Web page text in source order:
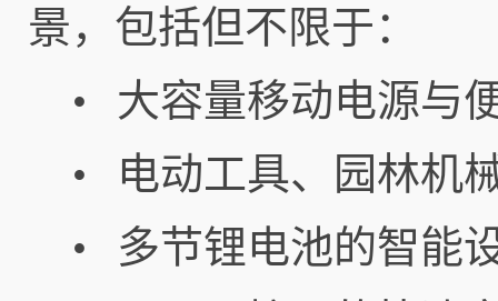
景，包括但不限于：
• 大容量移动电源与
• 电动工具、园林机
• 多节锂电池的智能